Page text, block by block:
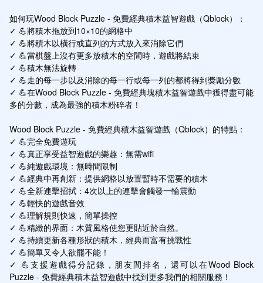
如何玩Wood Block Puzzle - 免費經典積木益智遊戲（Qblock）：
✓ 💪將積木拖放到10×10的網格中
✓ 💪將積木以橫行或直列的方式放入來消除它們
✓ 💪當棋盤上沒有更多放積木的空間時，遊戲將結束
✓ 💪積木無法旋轉
✓ 💪走的每一步以及消除的每一行或每一列的都將得到獎勵分數
✓ 💪在Wood Block Puzzle - 免費經典塊積木益智遊戲中獲得盡可能
多的分數，成為最強的積木粉碎者！
Wood Block Puzzle - 免費經典積木益智遊戲（Qblock）的特點：
✓ 💪完全免費遊玩
✓ 💪真正享受益智遊戲的樂趣：無需wifi
✓ 💪純遊戲環境：無時間限制
✓ 💪經典中再創新：提供網格以放置暫時不需要的積木
✓ 💪全新連擊招拭：4次以上的連擊會觸發一輪震動
✓ 💪輕快的遊戲音效
✓ 💪理解規則快速，簡單操控
✓ 💪精緻的界面：木質風格使您更貼近於自然。
✓ 💪持續更新各種形狀的積木，經典而富有挑戰性
✓ 💪簡單又令人欲罷不能！
✓ 💪支援遊戲得分記錄，朋友間排名，還可以在Wood Block
Puzzle - 免費經典積木益智遊戲中找到更多我們的相關服務！